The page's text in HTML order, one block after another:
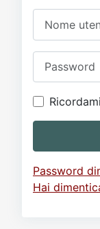
Forum
Ricordami
Password
Hai